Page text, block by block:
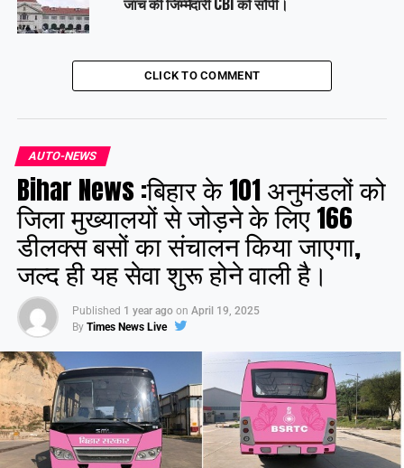
CLICK TO COMMENT
AUTO-NEWS
Bihar News :बिहार के 101 अनुमंडलों को
जिला मुख्यालयों से जोड़ने के लिए 166
डीलक्स बसों का संचालन किया जाएगा,
जल्द ही यह सेवा शुरू होने वाली है।
Published 1 year ago on April 19, 2025
By Times News Live